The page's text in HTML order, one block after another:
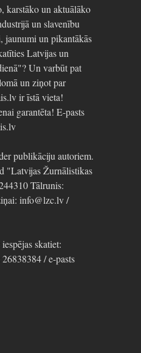
karstāko un aktuālāko
un slavenību
jaunumi un pikantākās
Latvijas un
Un varbūt pat
un ziņot par
ir īstā vieta!
garantēta! E-pasts
publikāciju autoriem.
"Latvijas Žurnālistikas
Tālrunis:
info@lzc.lv /
skatiet:
/ e-pasts